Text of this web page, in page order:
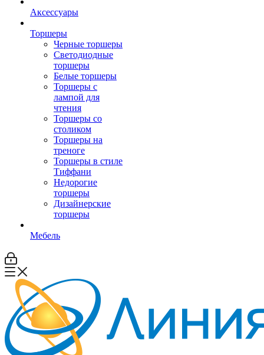
Аксессуары
Торшеры
Черные торшеры
Светодиодные
торшеры
Белые торшеры
Торшеры с
лампой для
чтения
Торшеры со
столиком
Торшеры на
треноге
Торшеры в стиле
Тиффани
Недорогие
торшеры
Дизайнерские
торшеры
Мебель